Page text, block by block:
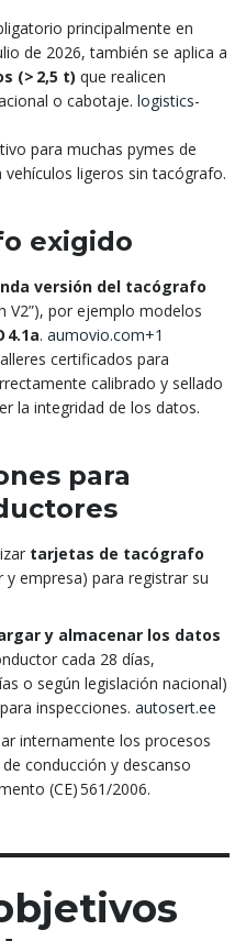
principalmente en
de 2026, también se aplica a
(> 2,5 t) que realicen
o cabotaje. logistics-
para muchas pymes de
ligeros sin tacógrafo.
exigido
versión del tacógrafo
V2”), por ejemplo modelos
4.1a. aumovio.com+1
certificados para
calibrado y sellado
la integridad de los datos.
para
tarjetas de tacógrafo
empresa) para registrar su
y almacenar los datos
cada 28 días,
o según legislación nacional)
inspecciones. autosert.ee
internamente los procesos
conducción y descanso
(CE) 561/2006.